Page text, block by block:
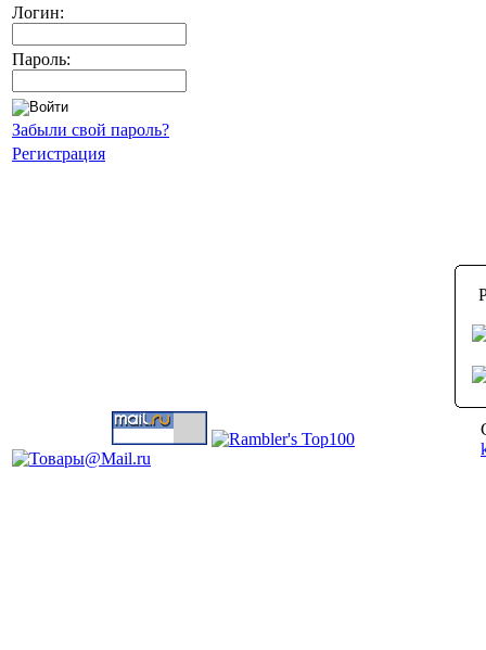
Логин:
Пароль:
Забыли свой пароль?
Регистрация